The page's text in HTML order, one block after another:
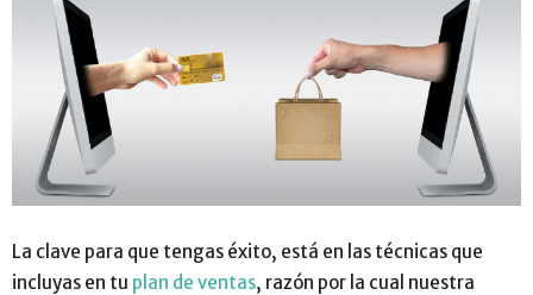
La clave para que tengas éxito, está en las técnicas que
incluyas en tu plan de ventas, razón por la cual nuestra